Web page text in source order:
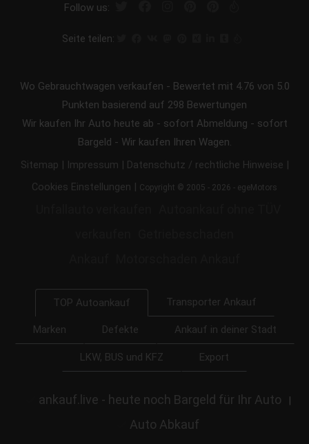
Follow us:
Seite teilen:
Wo Gebrauchtwagen verkaufen - Bewertet mit 4.76 von 5.0
Punkten basierend auf 298 Bewertungen
Wir kaufen Ihr Auto heute ab - sofort Abmeldung - sofort
Bargeld - Wir kaufen Ihren Wagen.
Sitemap | Impressum | Datenschutz / rechtliche Hinweise |
Cookies Einstellungen | Copyright © 2005 - 2026 - egeMotors
TOP Autoankauf Transporter Ankauf
Marken Defekte Ankauf in deiner Stadt
LKW, BUS und KFZ Export
ankauf.live - heute noch Bargeld für Ihr Auto |
Auto Abkauf